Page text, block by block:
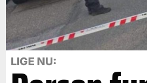
LIGE NU: